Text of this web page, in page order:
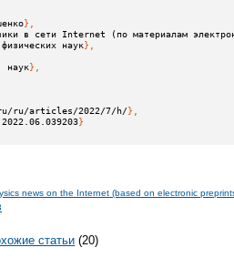
},
в сети Internet (по материалам
наук},
наук},
ru/articles/2022/7/h/},
}
news on the Internet (based on electronic
статьи (20)